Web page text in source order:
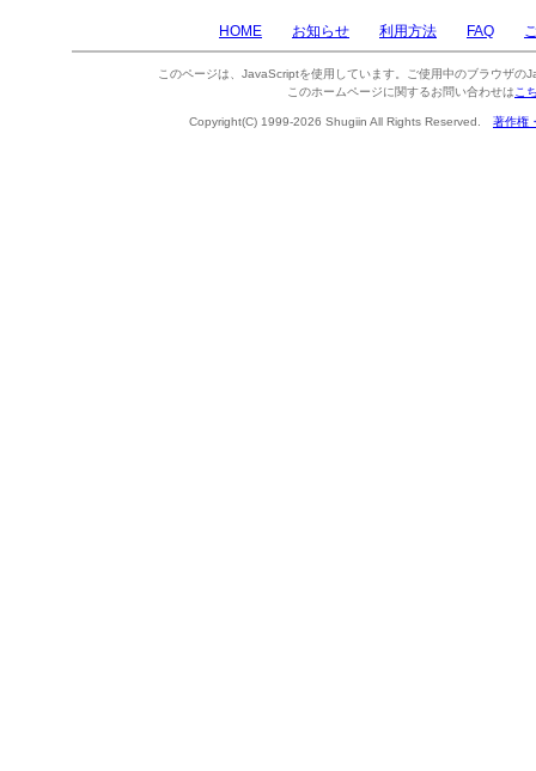
HOME お知らせ 利用方法 FAQ
このページは、JavaScriptを使用しています。ご使用中のブラウザの
このホームページに関するお問い合わせは こ
Copyright(C) 1999-2026 Shugiin All Rights Reserved. 著作権